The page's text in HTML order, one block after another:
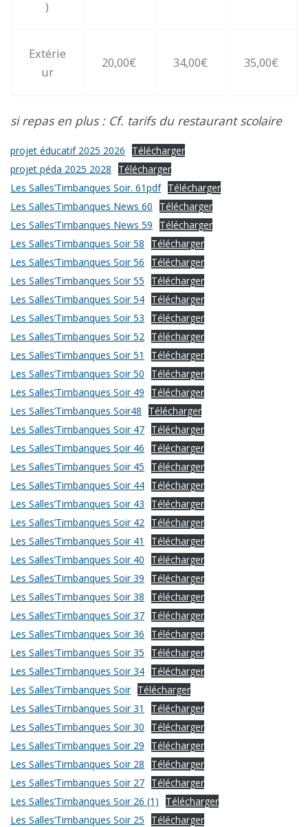
)
Extérie
ur
20,00€ 34,00€ 35,00€
si repas en plus : Cf. tarifs du restaurant scolaire
projet éducatif 2025 2026
Télécharger
projet péda 2025 2028
Télécharger
Les Salles’Timbanques Soir. 61pdf Télécharger
Les Salles’Timbanques News 60
Télécharger
Les Salles’Timbanques News 59
Télécharger
Les Salles’Timbanques Soir 58
Télécharger
Les Salles’Timbanques Soir 56
Télécharger
Les Salles’Timbanques Soir 55
Télécharger
Les Salles’Timbanques Soir 54 Télécharger
Les Salles’Timbanques Soir 53
Télécharger
Les Salles’Timbanques Soir 52
Télécharger
Les Salles’Timbanques Soir 51
Télécharger
Les Salles’Timbanques Soir 50
Télécharger
Les Salles’Timbanques Soir 49
Télécharger
Les Salles’Timbanques Soir48
Télécharger
Les Salles’Timbanques Soir 47 Télécharger
Les Salles’Timbanques Soir 46
Télécharger
Les Salles’Timbanques Soir 45
Télécharger
Les Salles’Timbanques Soir 44 Télécharger
Les Salles’Timbanques Soir 43
Télécharger
Les Salles’Timbanques Soir 42
Télécharger
Les Salles’Timbanques Soir 41
Télécharger
Les Salles’Timbanques Soir 40
Télécharger
Les Salles’Timbanques Soir 39
Télécharger
Les Salles’Timbanques Soir 38
Télécharger
Les Salles’Timbanques Soir 37 Télécharger
Les Salles’Timbanques Soir 36
Télécharger
Les Salles’Timbanques Soir 35
Télécharger
Les Salles’Timbanques Soir 34 Télécharger
Les Salles’Timbanques Soir Télécharger
Les Salles’Timbanques Soir 31
Télécharger
Les Salles’Timbanques Soir 30
Télécharger
Les Salles’Timbanques Soir 29
Télécharger
Les Salles’Timbanques Soir 28
Télécharger
Les Salles’Timbanques Soir 27 Télécharger
Les Salles’Timbanques Soir 26 (1)
Télécharger
Les Salles’Timbanques Soir 25
Télécharger